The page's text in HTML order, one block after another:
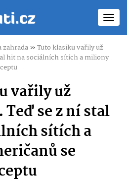
zahrada»Tuto klasiku vařily už
hit na sociálních sítích a miliony
vařily už
se z ní stal
sítích a
se